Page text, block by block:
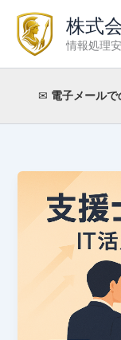
ス
プ
株式
情報処理
✉ 電子メール